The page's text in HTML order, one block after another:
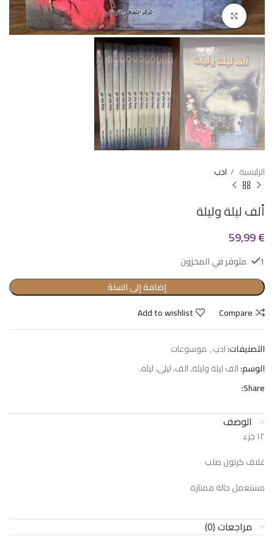
Click to enlarge
الرئيسية ادب
ألف ليلة وليلة
59,99€
1 متوفر في المخزون
إضافة إلى السلة
Compare
Add to wishlist
التصنيفات:ادب, موسوعات
الوسم:الف ليلة وليلة، الف، ليلى، ليله،
Share:
الوصف
١٢ جزء
غلاف كرتون صلب
مستعمل حالة ممتازة
مراجعات (0)